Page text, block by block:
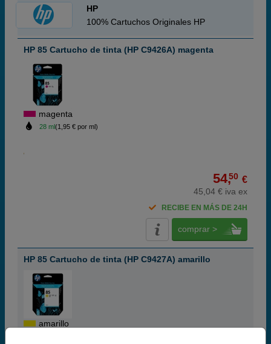
HP
100% Cartuchos Originales HP
HP 85 Cartucho de tinta (HP C9426A) magenta
magenta
28 ml(1,95 € por ml)
54,50 €
45,04 € iva ex
RECIBE EN MÁS DE 24H
comprar >
HP 85 Cartucho de tinta (HP C9427A) amarillo
amarillo